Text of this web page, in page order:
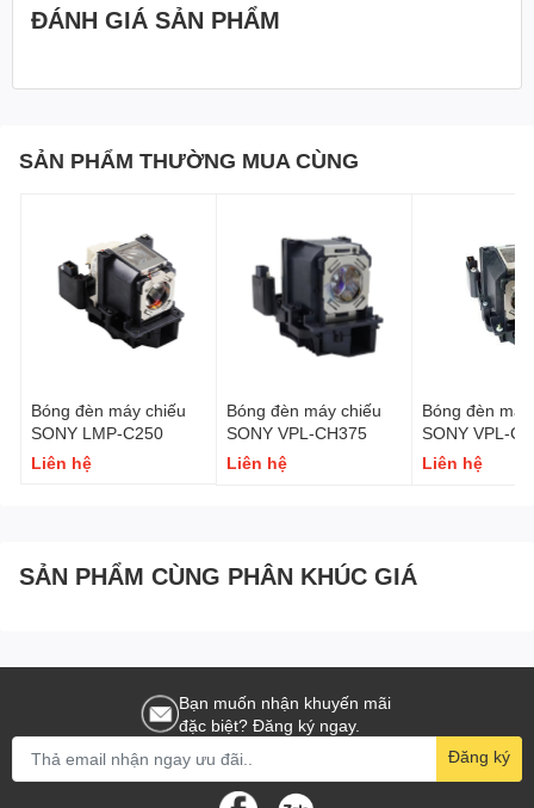
ĐÁNH GIÁ SẢN PHẨM
SẢN PHẨM THƯỜNG MUA CÙNG
Bóng đèn máy chiếu
SONY LMP-C250
Liên hệ
Bóng đèn máy chiếu
SONY VPL-CH375
Liên hệ
Bóng đèn
SONY VPL-
Liên hệ
SẢN PHẨM CÙNG PHÂN KHÚC GIÁ
Bạn muốn nhận khuyến mãi
đặc biệt? Đăng ký ngay.
Đăng ký